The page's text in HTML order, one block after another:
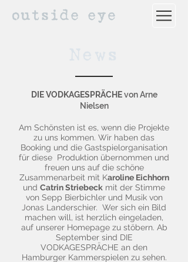
DIE VODKAGESPRÄCHEvon Arne
Nielsen
Am Schönsten ist es, wenn die Projekte
zu uns kommen. Wir haben das
Booking und die Gastspielorganisation
für diese Produktion übernommen und
freuen uns auf die schöne
Zusammenarbeit mit Karoline Eichhorn
und Catrin Striebeck mit der Stimme
von Sepp Bierbichler und Musik von
Jonas Landerschier. Wer sich ein Bild
machen will, ist herzlich eingeladen,
auf unserer Homepage zu stöbern. Ab
September sind DIE
VODKAGESPRÄCHE an den
Hamburger Kammerspielen zu sehen.